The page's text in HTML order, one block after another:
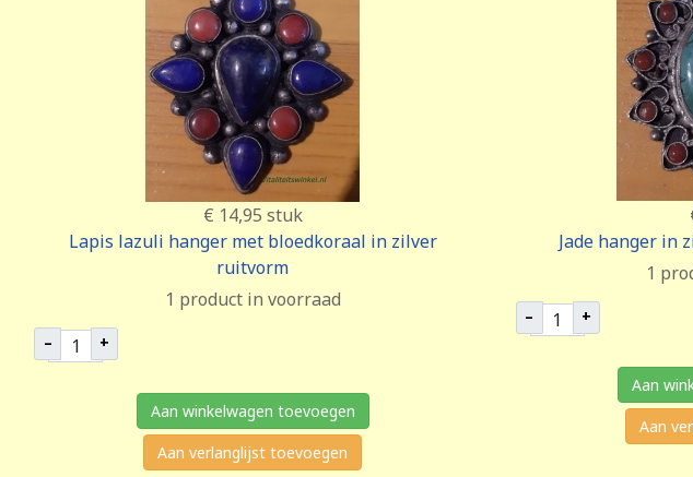
€ 14,95 stuk
Lapis lazuli hanger met bloedkoraal in zilver
ruitvorm
1 product in voorraad
– +
Aan winkelwagen toevoegen
Aan verlanglijst toevoegen
Jade hanger in
1
– +
Aan
Aan